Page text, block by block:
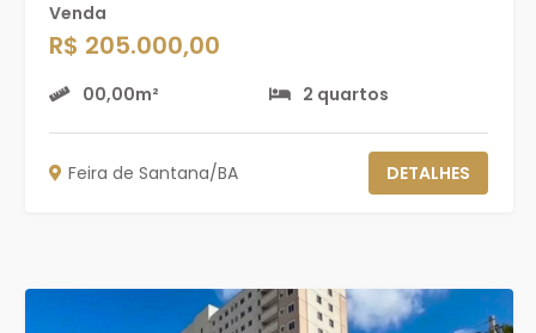
Venda
R$ 205.000,00
00,00m² 2 quartos
Feira de Santana/BA DETALHES